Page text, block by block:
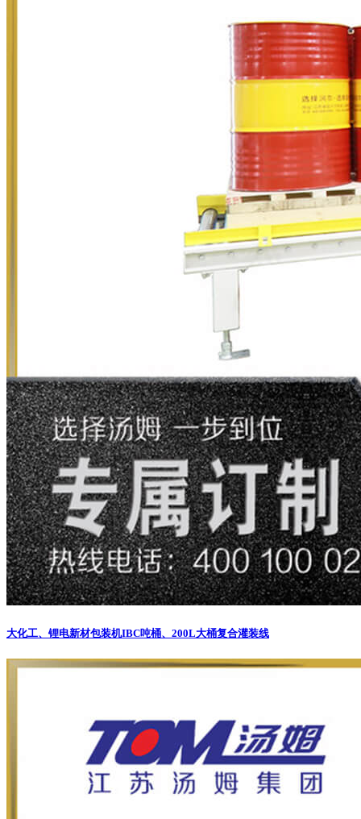
大化工、锂电新材包装机IBC吨桶、200L大桶复合灌装线